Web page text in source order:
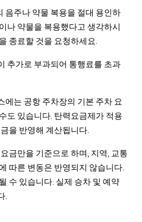
음주나 약물 복용을 절대 용인하
나 약물을 복용했다고 생각하시
종료할 것을 요청하세요.
추가로 부과되어 통행료를 초과
에는 공항 주차장의 기본 주차 요
도 있습니다. 탄력요금제가 적용
을 반영해 계산됩니다.
금만을 기준으로 하며, 지역, 교통
따른 변동은 반영되지 않습니다.
수 있습니다. 실제 승차 및 예약
.